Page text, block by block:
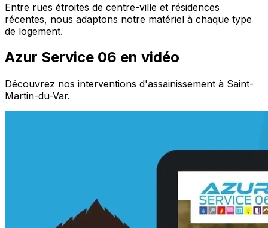
Entre rues étroites de centre-ville et résidences
récentes, nous adaptons notre matériel à chaque type
de logement.
Azur Service 06 en vidéo
Découvrez nos interventions d'assainissement à Saint-
Martin-du-Var.